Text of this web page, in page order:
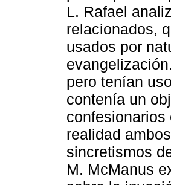
L. Rafael
relacionados,
usados por
pero tenían
contenía un
confesionarios
realidad
sincretismos
M. McManus